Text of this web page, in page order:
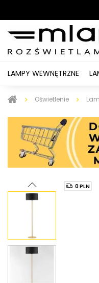
LAMPY WEWNĘTRZNE
Oświetlenie
0 PLN